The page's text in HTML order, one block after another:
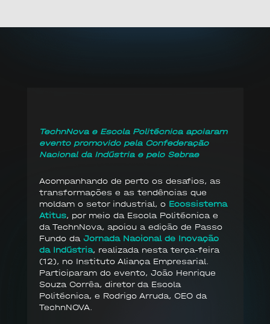
TechnNova e Escola Politécnica apoiaram
evento promovido pela Confederação
Nacional da Indústria e pelo Sebrae
Acompanhando de perto os desafios, as
transformações e as tendências que
moldam o setor industrial, o Ecossistema
Atitus, por meio da Escola Politécnica e
da TechnNova, apoiou a edição de Passo
Fundo da Jornada Nacional de Inovação
da Indústria, realizada nesta terça-feira
(12), no Instituto Aliança Empresarial.
Participaram do evento, João Henrique
Souza Corrêa, diretor da Escola
Politécnica, e Rodrigo Arruda, CEO da
TechnNOVA.